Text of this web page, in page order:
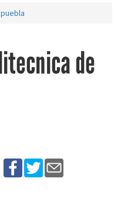
de